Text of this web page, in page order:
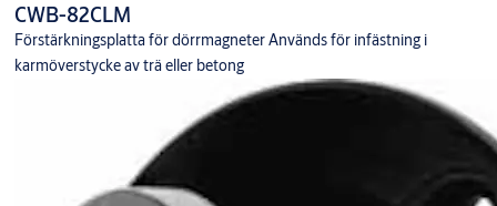
CWB-82CLM
Förstärkningsplatta för dörrmagneter Används för infästning i
karmöverstycke av trä eller betong